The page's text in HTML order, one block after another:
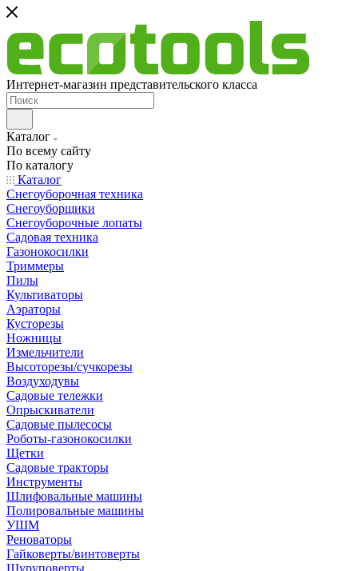
Интернет-магазин представительского класса
Каталог
По всему сайту
По каталогу
Каталог
Снегоуборочная техника
Снегоуборщики
Снегоуборочные лопаты
Садовая техника
Газонокосилки
Триммеры
Пилы
Культиваторы
Аэраторы
Кусторезы
Ножницы
Измельчители
Высоторезы/сучкорезы
Воздуходувы
Садовые тележки
Опрыскиватели
Садовые пылесосы
Роботы-газонокосилки
Щетки
Садовые тракторы
Инструменты
Шлифовальные машины
Полировальные машины
УШМ
Реноваторы
Гайковерты/винтоверты
Шуруповерты